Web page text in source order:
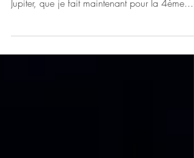
Je suis de retour sur Youtube avec la série sur le
Jupiter, que je fait maintenant pour la 4ème...